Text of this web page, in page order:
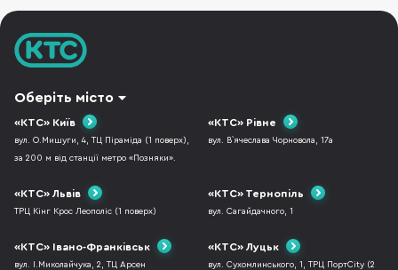
Оберіть місто
«КТС» Київ
вул. О.Мишуги, 4, ТЦ Піраміда (1 поверх),
за 200 м від станції метро «Позняки».
«КТС» Рівне
вул. В`ячеслава Чорновола, 17а
«КТС» Львів
ТРЦ Кінг Крос Леополіс (1 поверх)
«КТС» Тернопіль
вул. Сагайдачного, 1
«КТС» Івано-Франківськ
вул. І.Миколайчука, 2, ТЦ Арсен
«КТС» Луцьк
вул. Сухомлинського, 1, ТРЦ ПортCity (2